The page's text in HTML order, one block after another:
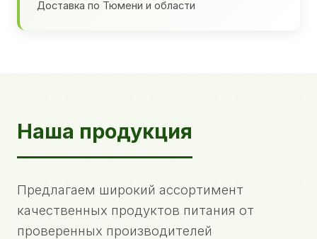
Доставка по Тюмени и области
Наша продукция
Предлагаем широкий ассортимент
качественных продуктов питания от
проверенных производителей